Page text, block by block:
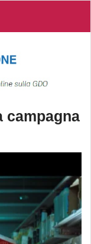
campagna